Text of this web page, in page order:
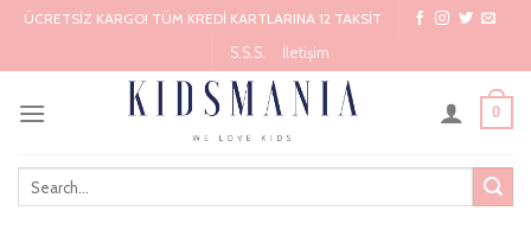
Skip
content
ÜCRETSİZ KARGO! TÜM KREDİ KARTLARINA 12 TAKSİT
S.S.S.
İletişim
0